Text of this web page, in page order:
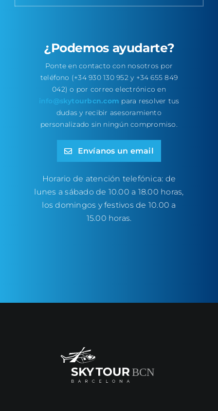
¿Podemos ayudarte?
Ponte en contacto con nosotros por
teléfono (+34 930 130 952 y +34 655 849
042) o por correo electrónico en
info@skytourbcn.com para resolver tus
dudas y recibir asesoramiento
personalizado sin ningún compromiso.
Envíanos un email
Horario de atención telefónica: de
lunes a sábado de 10.00 a 18.00 horas,
los domingos y festivos de 10.00 a
15.00 horas.